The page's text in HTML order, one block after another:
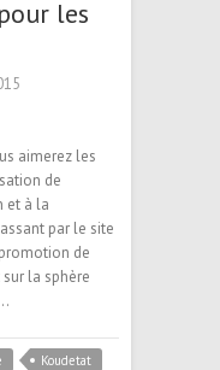
les
aimerez les
de
et à la
par le site
de
la sphère
Koudetat